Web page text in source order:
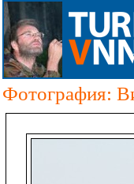
Фотография: